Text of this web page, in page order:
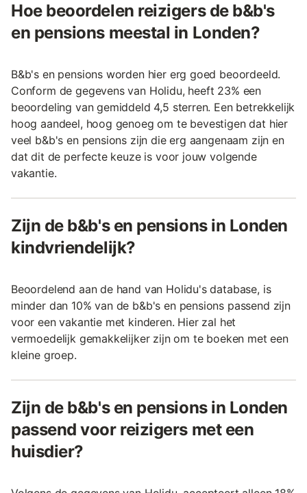
Hoe beoordelen reizigers de b&b's
en pensions meestal in Londen?
B&b's en pensions worden hier erg goed beoordeeld.
Conform de gegevens van Holidu, heeft 23% een
beoordeling van gemiddeld 4,5 sterren. Een betrekkelijk
hoog aandeel, hoog genoeg om te bevestigen dat hier
veel b&b's en pensions zijn die erg aangenaam zijn en
dat dit de perfecte keuze is voor jouw volgende
vakantie.
Zijn de b&b's en pensions in Londen
kindvriendelijk?
Beoordelend aan de hand van Holidu's database, is
minder dan 10% van de b&b's en pensions passend zijn
voor een vakantie met kinderen. Hier zal het
vermoedelijk gemakkelijker zijn om te boeken met een
kleine groep.
Zijn de b&b's en pensions in Londen
passend voor reizigers met een
huisdier?